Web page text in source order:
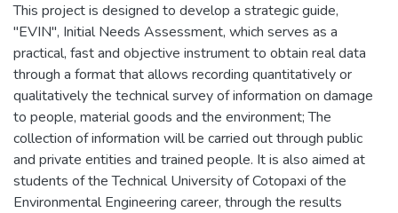
This project is designed to develop a strategic guide,
"EVIN", Initial Needs Assessment, which serves as a
practical, fast and objective instrument to obtain real data
through a format that allows recording quantitatively or
qualitatively the technical survey of information on damage
to people, material goods and the environment; The
collection of information will be carried out through public
and private entities and trained people. It is also aimed at
students of the Technical University of Cotopaxi of the
Environmental Engineering career, through the results